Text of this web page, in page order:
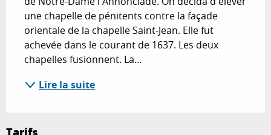
une chapelle de pénitents contre la façade
orientale de la chapelle Saint-Jean. Elle fut
achevée dans le courant de 1637. Les deux
chapelles fusionnent. La...
Lire la suite